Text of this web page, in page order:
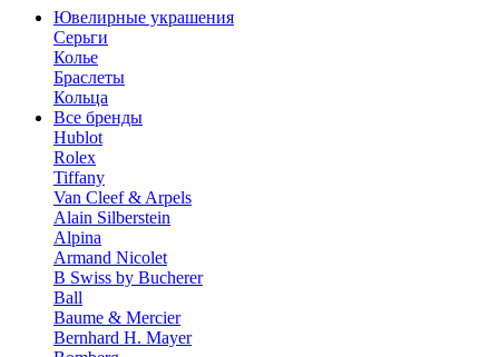
Ювелирные украшения
Серьги
Колье
Браслеты
Кольца
Все бренды
Hublot
Rolex
Tiffany
Van Cleef & Arpels
Alain Silberstein
Alpina
Armand Nicolet
B Swiss by Bucherer
Ball
Baume & Mercier
Bernhard H. Mayer